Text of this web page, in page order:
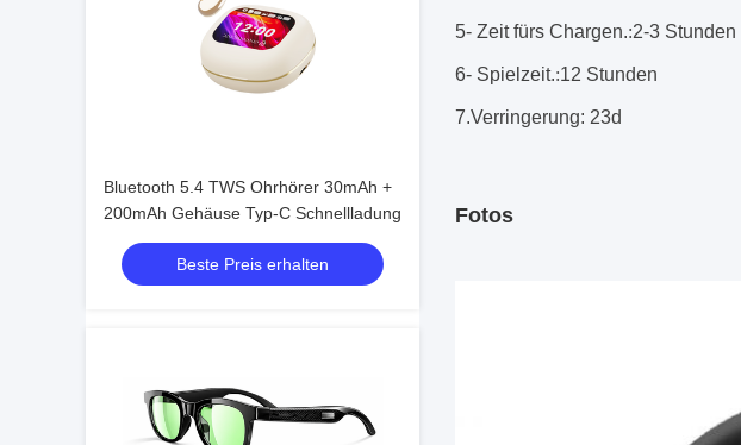
Bluetooth 5.4 TWS Ohrhörer 30mAh +
200mAh Gehäuse Typ-C Schnellladung
Beste Preis erhalten
5- Zeit fürs Chargen.:2-3 Stunden
6- Spielzeit.:12 Stunden
7.Verringerung: 23d
Fotos